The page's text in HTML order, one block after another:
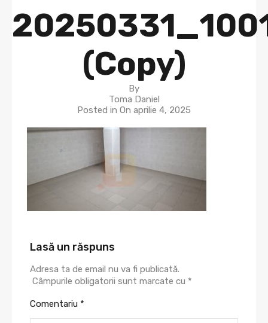
(Copy)
By
Toma Daniel
Posted in On aprilie 4, 2025
Lasă un răspuns
Adresa ta de email nu va fi publicată.
Câmpurile obligatorii sunt marcate cu *
Comentariu *